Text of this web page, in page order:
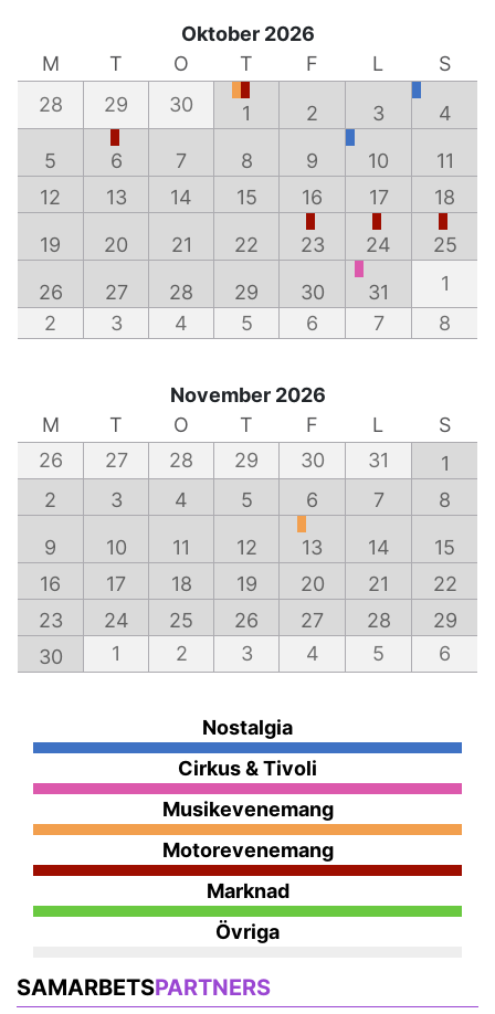
Oktober 2026
M
T O T F L
S
28
29 30 1 2 3 4
5 6 7 8 9 10
11
12
13 14 15 16 17 18
19 20 21 22 23 24 25
26 27 28 29 30 31
1
2
3 4 5 6 7 8
November 2026
M
T O T F L
S
26
27 28 29 30 31
1
2
3 4 5 6 7 8
9 10 11 12 13 14
15
16
17 18 19 20 21
22
23
24 25 26 27 28
29
30
1 2 3 4 5 6
Nostalgia
Cirkus & Tivoli
Musikevenemang
Motorevenemang
Marknad
Övriga
SAMARBETSPARTNERS